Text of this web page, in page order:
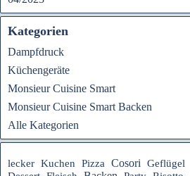
Kategorien
Dampfdruck
Küchengeräte
Monsieur Cuisine Smart
Monsieur Cuisine Smart Backen
Alle Kategorien
lecker Kuchen Pizza Cosori Geflügel